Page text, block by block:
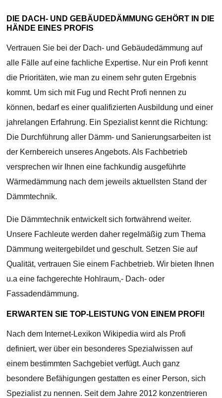
DIE DACH- UND GEBÄUDEDÄMMUNG GEHÖRT IN DIE
HÄNDE EINES PROFIS
Vertrauen Sie bei der Dach- und Gebäudedämmung auf
alle Fälle auf eine fachliche Expertise. Nur ein Profi kennt
die Prioritäten, wie man zu einem sehr guten Ergebnis
kommt. Um sich mit Fug und Recht Profi nennen zu
können, bedarf es einer qualifizierten Ausbildung und einer
jahrelangen Erfahrung. Ein Spezialist kennt die Richtung:
Die Durchführung aller Dämm- und Sanierungsarbeiten ist
der Kernbereich unseres Angebots. Als Fachbetrieb
versprechen wir Ihnen eine fachkundig ausgeführte
Wärmedämmung nach dem jeweils aktuellsten Stand der
Dämmtechnik.
Die Dämmtechnik entwickelt sich fortwährend weiter.
Unsere Fachleute werden daher regelmäßig zum Thema
Dämmung weitergebildet und geschult. Setzen Sie auf
Qualität, vertrauen Sie einem Fachbetrieb. Wir bieten Ihnen
u.a eine fachgerechte Hohlraum,- Dach- oder
Fassadendämmung.
ERWARTEN SIE TOP-LEISTUNG VON EINEM PROFI!
Nach dem Internet-Lexikon Wikipedia wird als Profi
definiert, wer über ein besonderes Spezialwissen auf
einem bestimmten Sachgebiet verfügt. Auch ganz
besondere Befähigungen gestatten es einer Person, sich
Spezialist zu nennen. Seit dem Jahre 2012 konzentrieren